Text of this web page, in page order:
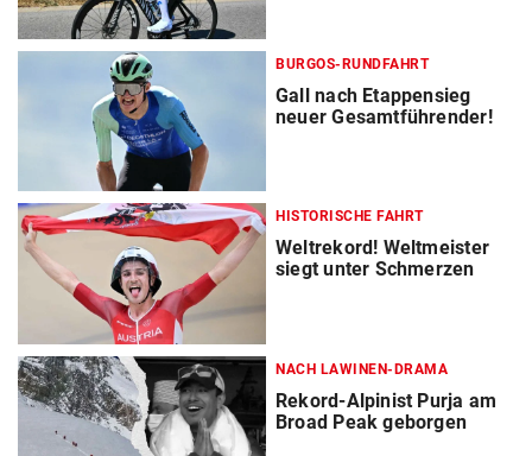
BURGOS-RUNDFAHRT
Gall nach Etappensieg
neuer Gesamtführender!
HISTORISCHE FAHRT
Weltrekord! Weltmeister
siegt unter Schmerzen
NACH LAWINEN-DRAMA
Rekord-Alpinist Purja am
Broad Peak geborgen